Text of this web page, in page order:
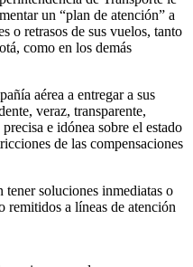
un “plan de atención” a
o retrasos de sus vuelos, tanto
como en los demás
aérea a entregar a sus
veraz, transparente,
e idónea sobre el estado
de las compensaciones
tener soluciones inmediatas o
remitidos a líneas de atención